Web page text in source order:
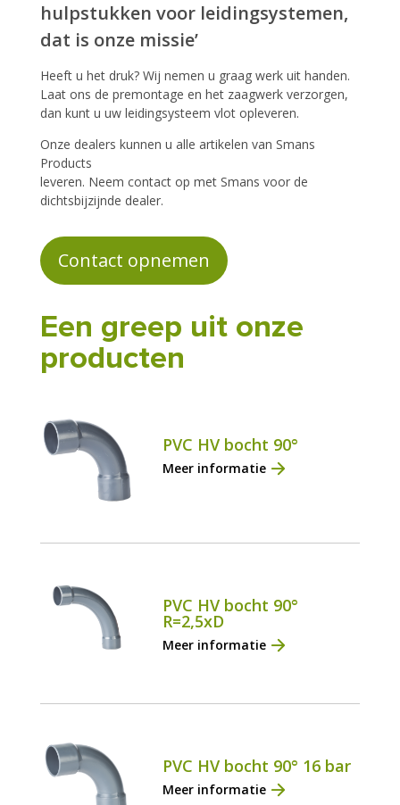
hulpstukken voor leidingsystemen,
dat is onze missie’
Heeft u het druk? Wij nemen u graag werk uit handen.
Laat ons de premontage en het zaagwerk verzorgen,
dan kunt u uw leidingsysteem vlot opleveren.
Onze dealers kunnen u alle artikelen van Smans
Products
leveren. Neem contact op met Smans voor de
dichtsbijzijnde dealer.
Contact opnemen
Een greep uit onze
producten
PVC HV bocht 90°
Meer informatie
PVC HV bocht 90°
R=2,5xD
Meer informatie
PVC HV bocht 90° 16 bar
Meer informatie